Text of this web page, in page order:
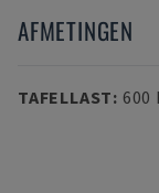
AFMETINGEN
TAFELLAST: 600